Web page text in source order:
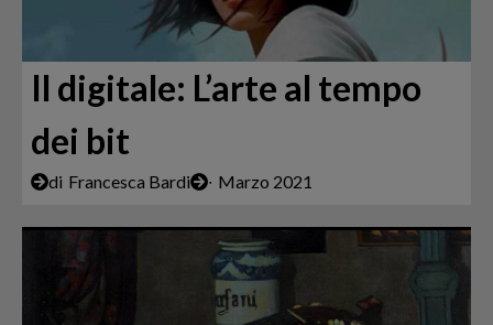
Il digitale: L’arte al tempo
dei bit
di Francesca Bardi ∙ Marzo 2021